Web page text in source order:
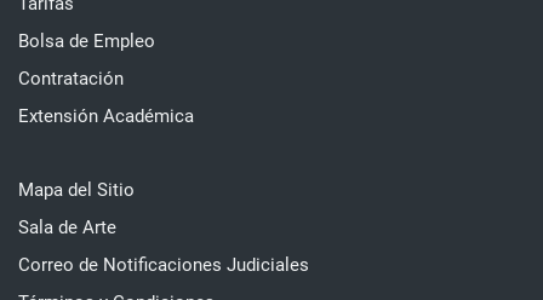
Bolsa de Empleo
Contratación
Extensión Académica
Mapa del Sitio
Sala de Arte
Correo de Notificaciones Judiciales